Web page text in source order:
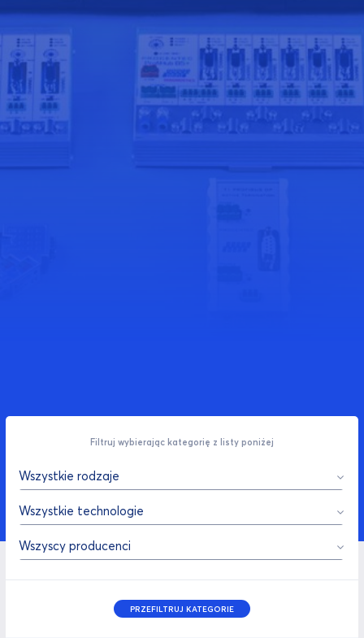
Filtruj wybierając kategorię z listy poniżej
Wszystkie rodzaje
Wszystkie technologie
Wszyscy producenci
PRZEFILTRUJ KATEGORIE